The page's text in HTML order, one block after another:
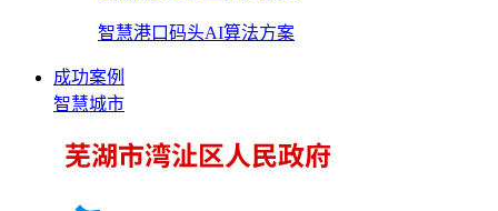
智慧港口码头AI算法方案
成功案例
智慧城市